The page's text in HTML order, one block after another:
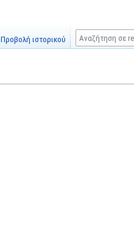
Προβολή ιστορικού
Αναζήτηση